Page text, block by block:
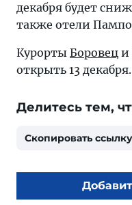
декабря будет
также отели
Курорты Боровец и
открыть 13 декабря.
Делитесь тем,
Скопировать ссылку